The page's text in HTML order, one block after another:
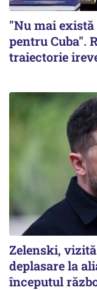
"Nu mai există
pentru Cuba".
traiectorie
Zelenski,
deplasare la
începutul